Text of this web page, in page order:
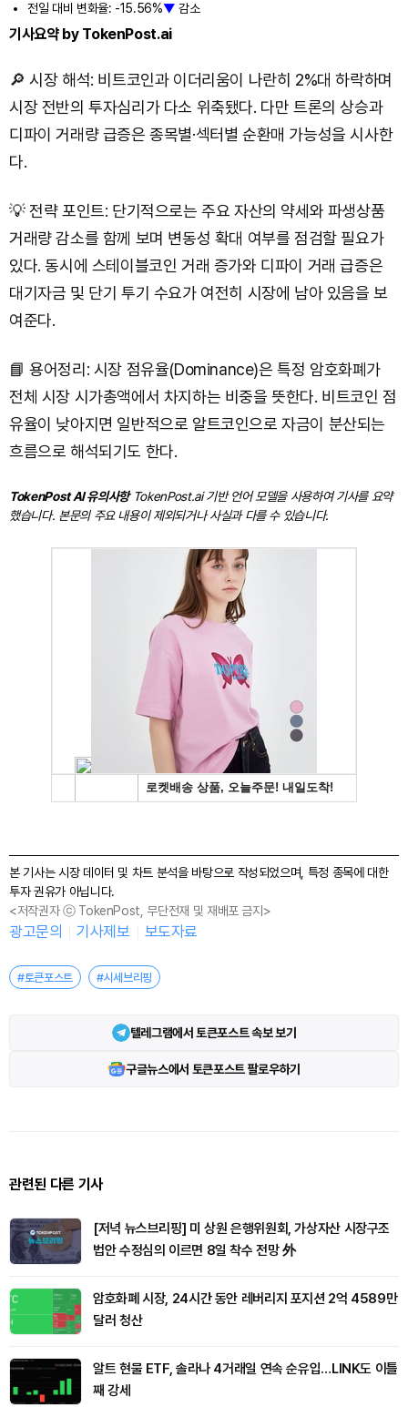
전일 대비 변화율: -15.56%▼ 감소
기사요약 by TokenPost.ai
🔎 시장 해석: 비트코인과 이더리움이 나란히 2%대 하락하며
시장 전반의 투자심리가 다소 위축됐다. 다만 트론의 상승과
디파이 거래량 급증은 종목별·섹터별 순환매 가능성을 시사한
다.
💡 전략 포인트: 단기적으로는 주요 자산의 약세와 파생상품
거래량 감소를 함께 보며 변동성 확대 여부를 점검할 필요가
있다. 동시에 스테이블코인 거래 증가와 디파이 거래 급증은
대기자금 및 단기 투기 수요가 여전히 시장에 남아 있음을 보
여준다.
📘 용어정리: 시장 점유율(Dominance)은 특정 암호화폐가
전체 시장 시가총액에서 차지하는 비중을 뜻한다. 비트코인 점
유율이 낮아지면 일반적으로 알트코인으로 자금이 분산되는
흐름으로 해석되기도 한다.
TokenPost AI 유의사항TokenPost.ai 기반 언어 모델을 사용하여 기사를 요약
했습니다. 본문의 주요 내용이 제외되거나 사실과 다를 수 있습니다.
본 기사는 시장 데이터 및 차트 분석을 바탕으로 작성되었으며, 특정 종목에 대한
투자 권유가 아닙니다.
<저작권자 ⓒ TokenPost, 무단전재 및 재배포 금지>
광고문의 기사제보 보도자료
#토큰포스트 #시세브리핑
텔레그램에서 토큰포스트 속보 보기
구글뉴스에서 토큰포스트 팔로우하기
관련된 다른 기사
[저녁 뉴스브리핑] 미 상원 은행위원회, 가상자산 시장구조
법안 수정심의 이르면 8일 착수 전망 外
암호화폐 시장, 24시간 동안 레버리지 포지션 2억 4589만
달러 청산
알트 현물 ETF, 솔라나 4거래일 연속 순유입…LINK도 이틀
째 강세